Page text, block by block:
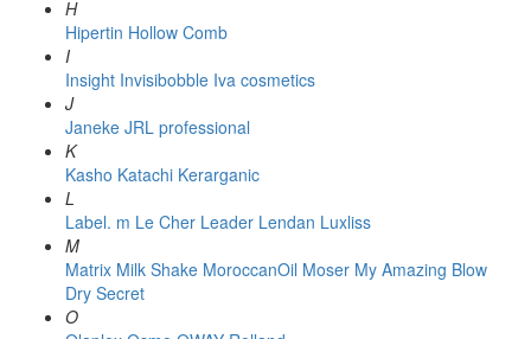
H
Hipertin Hollow Comb
I
Insight Invisibobble Iva cosmetics
J
Janeke JRL professional
K
Kasho Katachi Kerarganic
L
Label. m Le Cher Leader Lendan Luxliss
M
Matrix Milk Shake MoroccanOil Moser My Amazing Blow
Dry Secret
O